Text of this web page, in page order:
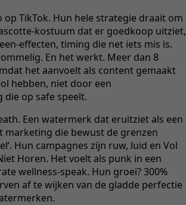
op TikTok. Hun hele strategie draait om
kostuum dat er goedkoop uitziet,
effecten, timing die net iets mis is.
En het werkt. Meer dan 8
het aanvoelt als content gemaakt
hebben, niet door een
op safe speelt.
Een watermerk dat eruitziet als een
marketing die bewust de grenzen
Hun campagnes zijn ruw, luid en Vol
Horen. Het voelt als punk in een
wellness-speak. Hun groei? 300%
af te wijken van de gladde perfectie